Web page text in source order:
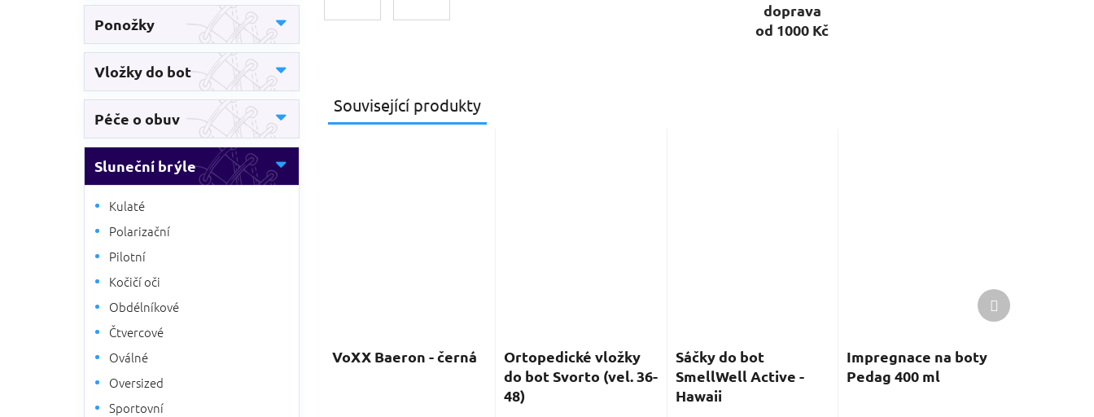
Ponožky
Vložky do bot
Péče o obuv
Sluneční brýle
Kulaté
Polarizační
Pilotní
Kočičí oči
Obdélníkové
Čtvercové
Oválné
Oversized
Sportovní
doprava
od 1000 Kč
Související produkty
VoXX Baeron - černá
Ortopedické vložky
do bot Svorto (vel. 36-
48)
Sáčky do bot
SmellWell Active -
Hawaii
Impregnace na boty
Pedag 400 ml
Další
produkt